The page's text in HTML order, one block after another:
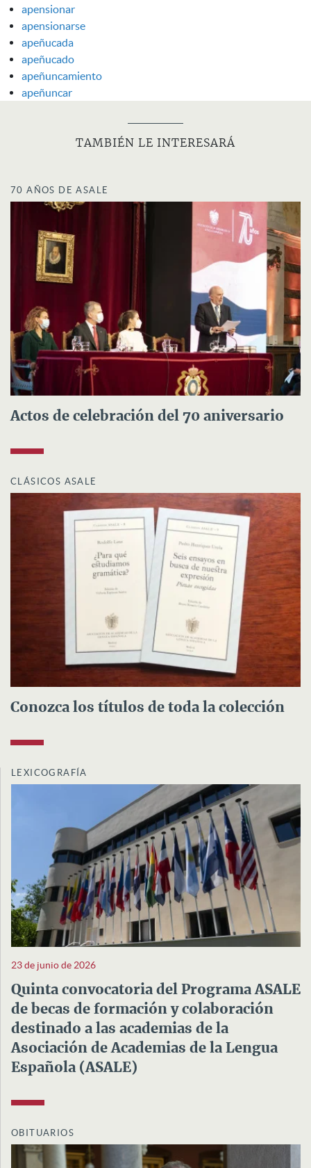
apensionar
apensionarse
apeñucada
apeñucado
apeñuncamiento
apeñuncar
TAMBIÉN LE INTERESARÁ
70 AÑOS DE ASALE
Actos de celebración del 70 aniversario
CLÁSICOS ASALE
Conozca los títulos de toda la colección
LEXICOGRAFÍA
23 de junio de 2026
Quinta convocatoria del Programa ASALE
de becas de formación y colaboración
destinado a las academias de la
Asociación de Academias de la Lengua
Española (ASALE)
OBITUARIOS